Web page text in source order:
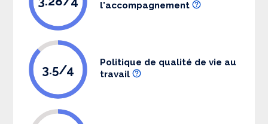
l'accompagnement
3.5/4
Politique de qualité de vie au
travail